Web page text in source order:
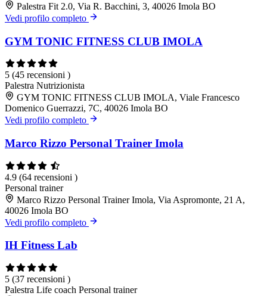
Palestra Fit 2.0, Via R. Bacchini, 3, 40026 Imola BO
Vedi profilo completo
GYM TONIC FITNESS CLUB IMOLA
5 (45 recensioni )
Palestra Nutrizionista
GYM TONIC FITNESS CLUB IMOLA, Viale Francesco
Domenico Guerrazzi, 7C, 40026 Imola BO
Vedi profilo completo
Marco Rizzo Personal Trainer Imola
4.9 (64 recensioni )
Personal trainer
Marco Rizzo Personal Trainer Imola, Via Aspromonte, 21 A,
40026 Imola BO
Vedi profilo completo
IH Fitness Lab
5 (37 recensioni )
Palestra Life coach Personal trainer